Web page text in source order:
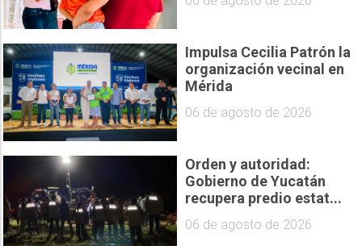
Impulsa Cecilia Patrón la
organización vecinal en
Mérida
06 de agosto de 2026
Orden y autoridad:
Gobierno de Yucatán
recupera predio estat...
06 de agosto de 2026